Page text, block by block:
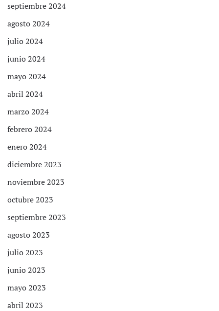
septiembre 2024
agosto 2024
julio 2024
junio 2024
mayo 2024
abril 2024
marzo 2024
febrero 2024
enero 2024
diciembre 2023
noviembre 2023
octubre 2023
septiembre 2023
agosto 2023
julio 2023
junio 2023
mayo 2023
abril 2023